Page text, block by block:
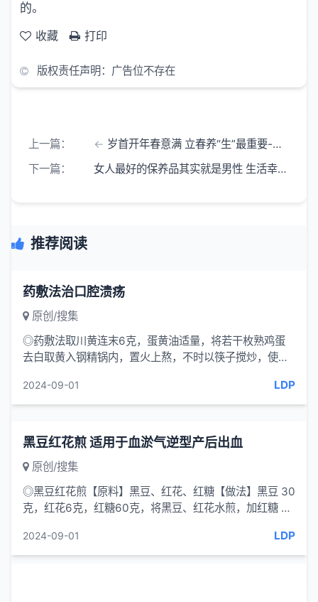
的。
收藏
打印
版权责任声明：广告位不存在
上一篇：
岁首开年春意满 立春养“生”最重要-立春是一年中的第一个节气,在每年的2月4日左右
下一篇：
女人最好的保养品其实就是男性 生活幸福的女人 总是容光焕发
推荐阅读
药敷法治口腔溃疡
原创/搜集
◎药敷法取川黄连末6克，蛋黄油适量，将若干枚熟鸡蛋
去白取黄入钢精锅内，置火上熬，不时以筷子搅炒，使蛋
2024-09-01 LDP
黑豆红花煎 适用于血淤气逆型产后出血
原创/搜集
◎黑豆红花煎【原料】黑豆、红花、红糖【做法】黑豆 30
克，红花6克，红糖60克，将黑豆、红花水煎，加红糖 60
2024-09-01 LDP